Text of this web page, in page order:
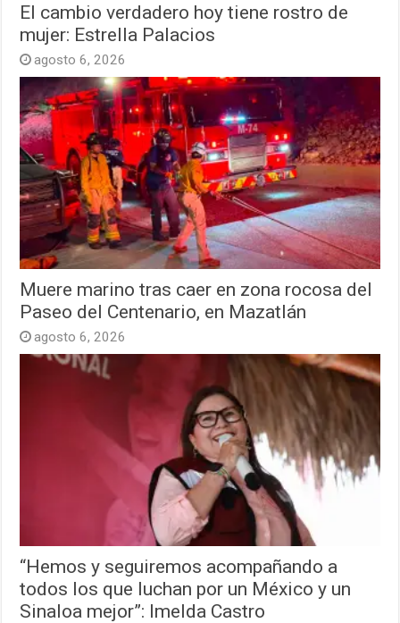
El cambio verdadero hoy tiene rostro de
mujer: Estrella Palacios
agosto 6, 2026
Muere marino tras caer en zona rocosa del
Paseo del Centenario, en Mazatlán
agosto 6, 2026
“Hemos y seguiremos acompañando a
todos los que luchan por un México y un
Sinaloa mejor”: Imelda Castro